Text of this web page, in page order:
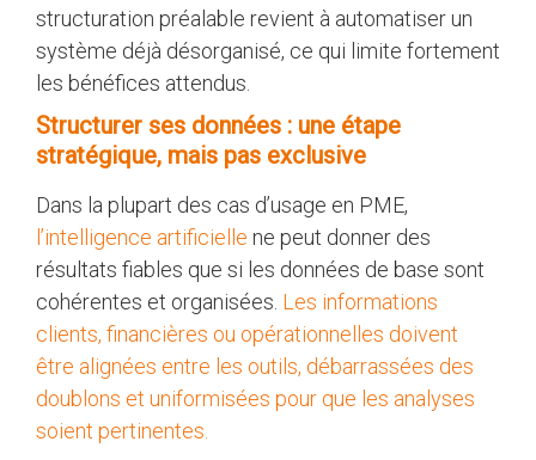
structuration préalable revient à automatiser un
système déjà désorganisé, ce qui limite fortement
les bénéfices attendus.
Structurer ses données : une étape
stratégique, mais pas exclusive
Dans la plupart des cas d’usage en PME,
l’intelligence artificielle ne peut donner des
résultats fiables que si les données de base sont
cohérentes et organisées. Les informations
clients, financières ou opérationnelles doivent
être alignées entre les outils, débarrassées des
doublons et uniformisées pour que les analyses
soient pertinentes.